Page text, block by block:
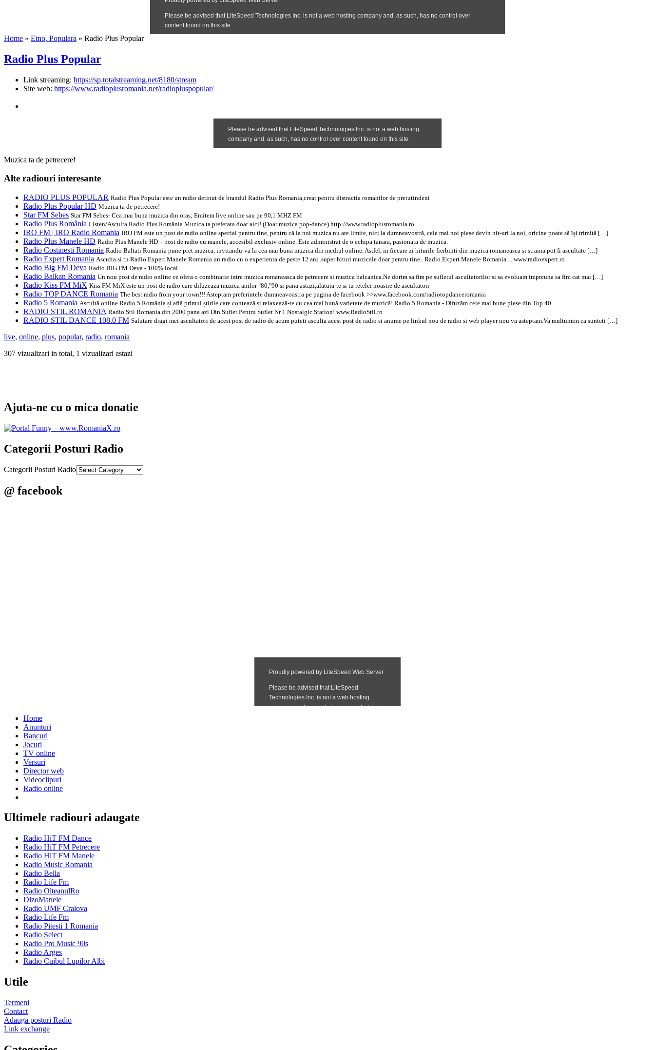
Home » Etno, Populara » Radio Plus Popular
Radio Plus Popular
Link streaming: https://sp.totalstreaming.net/8180/stream
Site web: https://www.radioplusromania.net/radiopluspopular/
Muzica ta de petrecere!
Alte radiouri interesante
RADIO PLUS POPULAR Radio Plus Popular este un radio detinut de brandul Radio Plus Romania,creat pentru distractia romanilor de pretutindeni
Radio Plus Popular HD Muzica ta de petrecere!
Star FM Sebes Star FM Sebes- Cea mai buna muzica din oras; Emitem live online sau pe 90,1 MHZ FM
Radio Plus România Listen/Asculta Radio Plus România Muzica ta preferata doar aici! (Doar muzica pop-dance) http://www.radioplusromania.ro
IRO FM | IRO Radio Romania IRO FM este un post de radio online special pentru tine, pentru că la noi muzica nu are limite, nici la dumneavostră, cele mai noi piese devin hit-uri la noi, oricine poate să își trimită […]
Radio Plus Manele HD Radio Plus Manele HD – post de radio cu manele, accesibil exclusiv online. Este administrat de o echipa tanara, pasionata de muzica.
Radio Costinesti Romania Radio Baltati Romania pune pret muzica, invitandu-va la cea mai buna muzica din mediul online. Astfel, in fiecare zi hiturile fierbinti din muzica romaneasca si straina pot fi ascultate […]
Radio Expert Romania Asculta si tu Radio Expert Manele Romania un radio cu o experienta de peste 12 ani..super hituri muzicale doar pentru tine.. Radio Expert Manele Romania ... www.radioexpert.ro
Radio Big FM Deva Radio BIG FM Deva - 100% local
Radio Balkan Romania Un nou post de radio online ce ofera o combinatie intre muzica romaneasca de petrecere si muzica balcanica.Ne dorim sa fim pe sufletul ascultatorilor si sa evoluam impreuna sa fim cat mai […]
Radio Kiss FM MiX Kiss FM MiX este un post de radio care difuzeaza muzica anilor "80,"90 si pana astazi,alatura-te si tu retelei noastre de ascultatori
Radio TOP DANCE Romania The best radio from your town!!! Asteptam preferintele dumneavoastra pe pagina de facebook >>www.facebook.com/radiotopdanceromania
Radio 5 Romania Ascultă online Radio 5 România și află primul știrile care contează și relaxează-te cu cea mai bună varietate de muzică! Radio 5 Romania - Difuzăm cele mai bune piese din Top 40
RADIO STIL ROMANIA Radio Stil Romania din 2000 pana azi Din Suflet Pentru Suflet Nr 1 Nostalgic Station! www.RadioStil.ro
RADIO STIL DANCE 108.0 FM Salutare dragi mei ascultatori de acest post de radio de acum puteti asculta acest post de radio si anume pe linkul nou de radio si web player nou va asteptam.Va multumim ca sunteti […]
live, online, plus, popular, radio, romania
307 vizualizari in total, 1 vizualizari astazi
Ajuta-ne cu o mica donatie
Categorii Posturi Radio
Categorii Posturi Radio
@ facebook
Home
Anunturi
Bancuri
Jocuri
TV online
Versuri
Director web
Videoclipuri
Radio online
Ultimele radiouri adaugate
Radio HiT FM Dance
Radio HiT FM Petrecere
Radio HiT FM Manele
Radio Music Romania
Radio Bella
Radio Life Fm
Radio OlteanulRo
DizoManele
Radio UMF Craiova
Radio Life Fm
Radio Pitesti 1 Romania
Radio Select
Radio Pro Music 90s
Radio Arges
Radio Cuibul Lupilor Albi
Utile
Termeni
Contact
Adauga posturi Radio
Link exchange